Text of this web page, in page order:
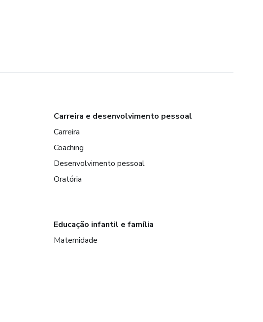
Carreira e desenvolvimento pessoal
Carreira
Coaching
Desenvolvimento pessoal
Oratória
Educação infantil e família
Maternidade